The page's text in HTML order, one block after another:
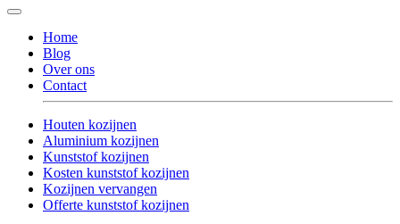
Home
Blog
Over ons
Contact
Houten kozijnen
Aluminium kozijnen
Kunststof kozijnen
Kosten kunststof kozijnen
Kozijnen vervangen
Offerte kunststof kozijnen